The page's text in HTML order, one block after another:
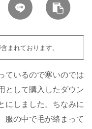
まれております。
ているので寒いのでは
として購入したダウン
にしました。ちなみに
服の中で毛が絡まって